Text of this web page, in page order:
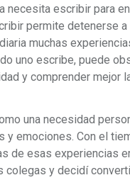
necesita escribir para
permite detenerse a
muchas
uno escribe, puede
y comprender mejor
una necesidad
y emociones. Con el
de esas experiencias
colegas y decidí